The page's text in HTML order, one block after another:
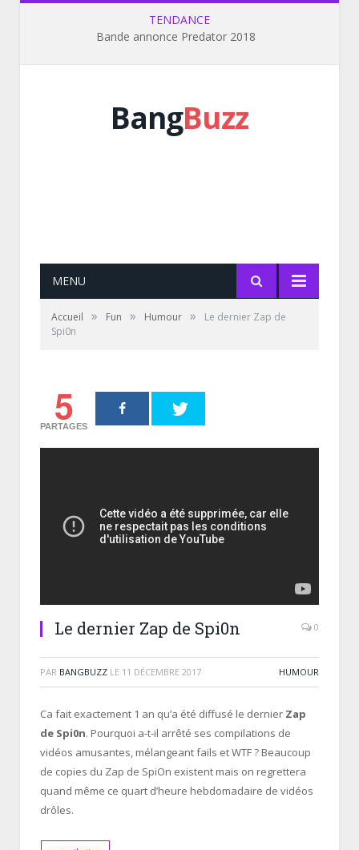
TENDANCE
Bande annonce Predator 2018
BangBuzz
MENU
Accueil » Fun » Humour »
Le dernier Zap de
Spi0n
5
PARTAGES
Le dernier Zap de Spi0n 0
PAR BANGBUZZ LE 11 DÉCEMBRE 2017 HUMOUR
Ca fait exactement 1 an qu’a été diffusé le dernier Zap
de Spi0n. Pourquoi a-t-il arrêté ses compilations de
vidéos amusantes, mélangeant fails et WTF ? Beaucoup
de copies du Zap de SpiOn existent mais on regrettera
quand même ce quart d’heure hebdomadaire de vidéos
drôles.